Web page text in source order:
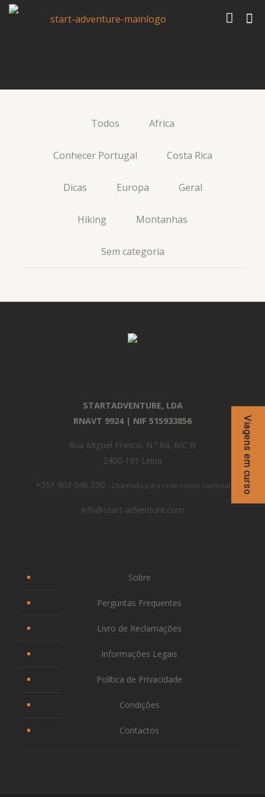
Todos Africa
Conhecer Portugal Costa Rica
Dicas Europa Geral
Hiking Montanhas
Sem categoria
itinerário inesquecível
STARTADVENTURE, LDA
RNAVT 9924 | NIF 515933856
Rua Miguel Franco, N.º 84, R/C B
2400-191 Leiria
+351 963 048 330 - Chamada para rede móvel nacional
info@start-adventure.com
Sobre
Perguntas Frequentes
Livro de Reclamações
Informações Legais
Política de Privacidade
Condições
Contactos
Viagens em curso